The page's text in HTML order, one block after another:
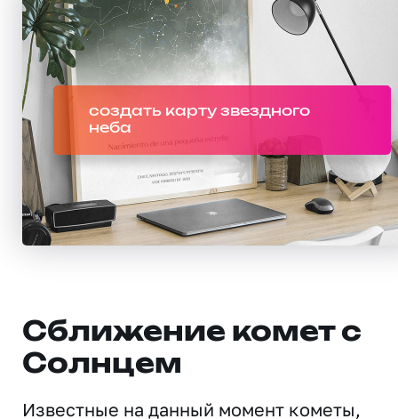
создать карту звездного
неба
Сближение комет с
Солнцем
Известные на данный момент кометы,